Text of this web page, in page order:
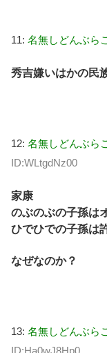
11: 名無しどんぶらこ
秀吉嫌いはかの民
12: 名無しどんぶらこ
ID:WLtgdNz00
家康
のぶのぶの子孫は
ひでひでの子孫は
なぜなのか？
13: 名無しどんぶらこ
ID:Ha0wJ8Hp0